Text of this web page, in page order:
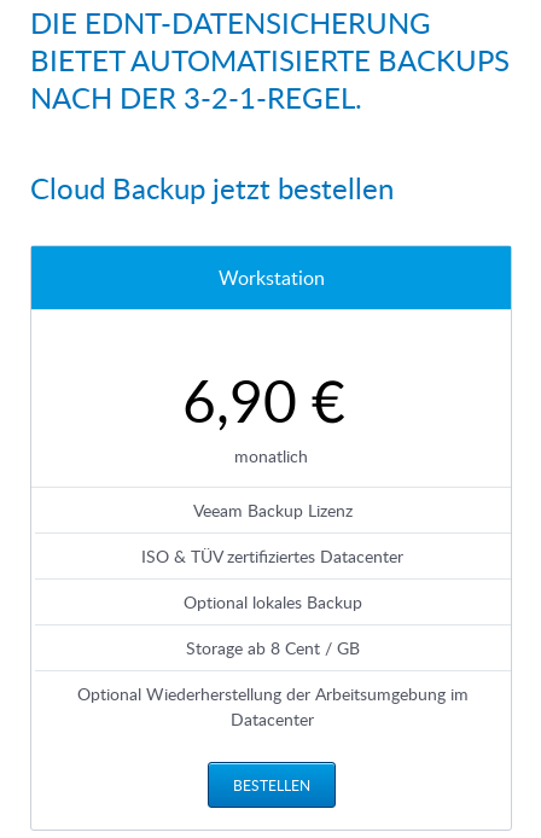
DIE EDNT-DATENSICHERUNG
BIETET AUTOMATISIERTE BACKUPS
NACH DER 3-2-1-REGEL.
Cloud Backup jetzt bestellen
Workstation
6,90 €
monatlich
Veeam Backup Lizenz
ISO & TÜV zertifiziertes Datacenter
Optional lokales Backup
Storage ab 8 Cent / GB
Optional Wiederherstellung der Arbeitsumgebung im
Datacenter
BESTELLEN